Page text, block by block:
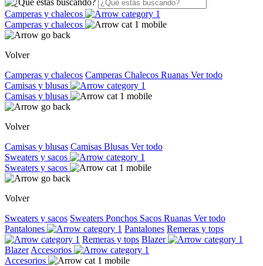
Camperas y chalecos
Camperas y chalecos
Volver
Camperas y chalecos Camperas Chalecos Ruanas Ver todo
Camisas y blusas
Camisas y blusas
Volver
Camisas y blusas Camisas Blusas Ver todo
Sweaters y sacos
Sweaters y sacos
Volver
Sweaters y sacos Sweaters Ponchos Sacos Ruanas Ver todo
Pantalones
Pantalones Remeras y tops
Remeras y tops Blazer
Blazer Accesorios
Accesorios